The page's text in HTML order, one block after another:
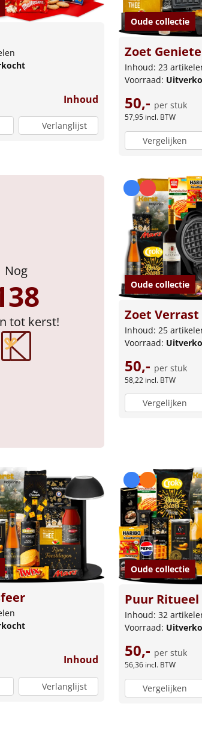
Inhoud
Verlanglijst
Oude collectie
Zoet
Inhoud: 23
Voorraad:
50,- per stuk
57,95 incl. BTW
Vergelijken
Nog
tot kerst!
Oude collectie
Zoet Verrast
Inhoud: 25
Voorraad:
50,- per stuk
58,22 incl. BTW
Vergelijken
Inhoud
Verlanglijst
Oude collectie
Puur Ritueel
Inhoud: 32
Voorraad:
50,- per stuk
56,36 incl. BTW
Vergelijken